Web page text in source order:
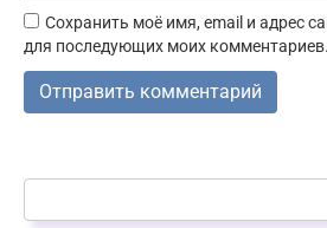
Сохранить моё имя, email и адрес
для последующих моих комментариев.